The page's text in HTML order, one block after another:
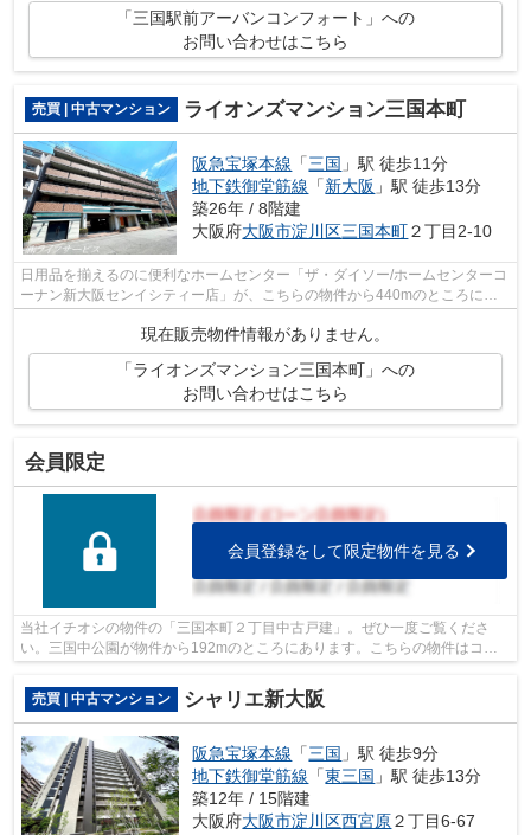
「三国駅前アーバンコンフォート」への
お問い合わせはこちら
売買 | 中古マンション ライオンズマンション三国本町
阪急宝塚本線 「三国 」駅 徒歩11分
地下鉄御堂筋線 「新大阪 」駅 徒歩13分
築26年 / 8階建
大阪府大阪市淀川区三国本町２丁目2-10
日用品を揃えるのに便利なホームセンター「ザ・ダイソー/ホームセンターコ
ーナン新大阪センイシティー店」が、こちらの物件から440mのところにあ
現在販売物件情報がありません。
「ライオンズマンション三国本町」への
お問い合わせはこちら
会員限定
会員登録をして限定物件を見る
当社イチオシの物件の「三国本町２丁目中古戸建」。ぜひ一度ご覧くださ
い。三国中公園が物件から192mのところにあります。こちらの物件はコン
売買 | 中古マンション
シャリエ新大阪
阪急宝塚本線 「三国 」駅 徒歩9分
地下鉄御堂筋線 「東三国 」駅 徒歩13分
築12年 / 15階建
大阪府大阪市淀川区西宮原２丁目6-67